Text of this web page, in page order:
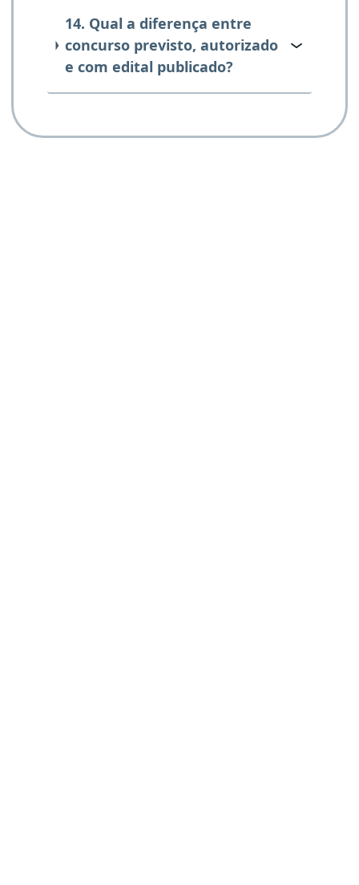
14. Qual a diferença entre
concurso previsto, autorizado
e com edital publicado?